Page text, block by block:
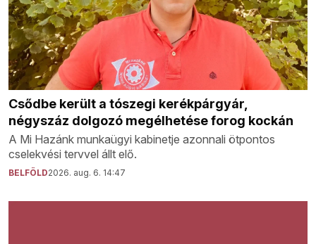
Csődbe került a tószegi kerékpárgyár,
négyszáz dolgozó megélhetése forog kockán
A Mi Hazánk munkaügyi kabinetje azonnali ötpontos
cselekvési tervvel állt elő.
BELFÖLD2026. aug. 6. 14:47